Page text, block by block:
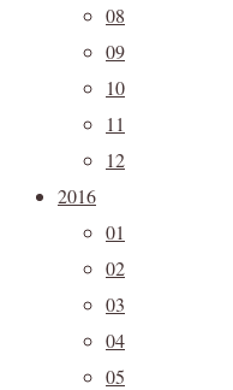
08
09
10
11
12
2016
01
02
03
04
05